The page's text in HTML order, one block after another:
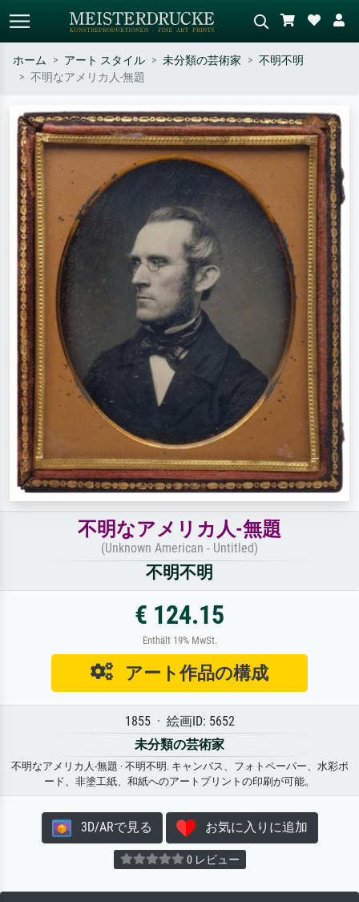
作家名・作品名・スタイルで検索
– 例：モネ、星月夜、印象派、北
斎の波、ヌード。
シーンを説明してください – 例：
緑の草原、赤の多い抽象画、暗い
油絵、木のそばの立ち姿のヌー
ホーム アート スタイル 未分類の芸術家
不明不明
不明なアメリカ人-無題
不明なアメリカ人-無題
(Unknown American - Untitled)
不明不明
€ 124.15
Enthält 19% MwSt.
アート作品の構成
1855 · 絵画ID: 5652
未分類の芸術家
不明なアメリカ人-無題 · 不明不明. キャンバス、フォトペーパー、水彩ボ
ード、非塗工紙、和紙へのアートプリントの印刷が可能。
3D/ARで見る お気に入りに追加
0 レビュー